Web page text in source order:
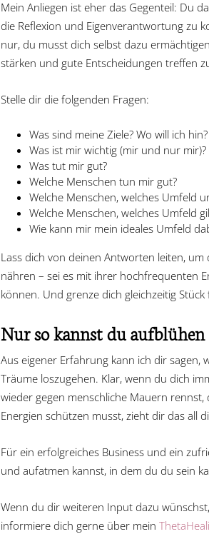
Mein Anliegen ist eher das Gegenteil: Du
die Reflexion und Eigenverantwortung zu
nur, du musst dich selbst dazu
stärken und gute Entscheidungen treffen
Stelle dir die folgenden Fragen:
Was sind meine Ziele? Wo will ich hin?
Was ist mir wichtig (mir und nur mir)?
Was tut mir gut?
Welche Menschen tun mir gut?
Welche Menschen, welches Umfeld
Welche Menschen, welches Umfeld
Wie kann mir mein ideales Umfeld
Lass dich von deinen Antworten leiten,
nähren – sei es mit ihrer hochfrequenten
können. Und grenze dich gleichzeitig
Nur so kannst du aufblühen
Aus eigener Erfahrung kann ich dir sagen,
Träume loszugehen. Klar, wenn du dich
wieder gegen menschliche Mauern
Energien schützen musst, zieht dir das all
Für ein erfolgreiches Business und ein
und aufatmen kannst, in dem du du sein
Wenn du dir weiteren Input dazu
informiere dich gerne über mein